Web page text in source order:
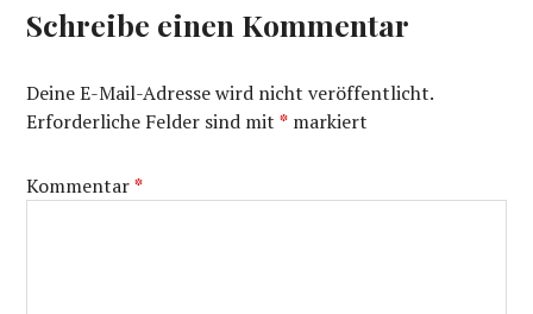
Schreibe einen Kommentar
Deine E-Mail-Adresse wird nicht veröffentlicht.
Erforderliche Felder sind mit* markiert
Kommentar*